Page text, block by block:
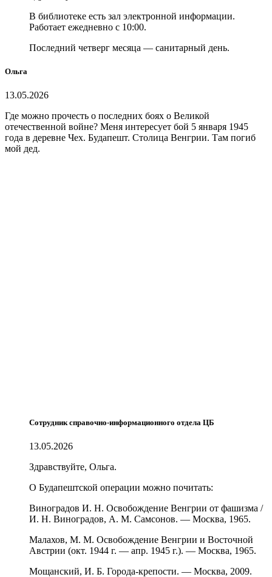
В библиотеке есть зал электронной информации.
Работает ежедневно с 10:00.
Последний четверг месяца — санитарный день.
Ольга
13.05.2026
Где можно прочесть о последних боях о Великой
отечественной войне? Меня интересует бой 5 января 1945
года в деревне Чех. Будапешт. Столица Венгрии. Там погиб
мой дед.
Сотрудник справочно-информационного отдела ЦБ
13.05.2026
Здравствуйте, Ольга.
О Будапештской операции можно почитать:
Виноградов И. Н. Освобождение Венгрии от фашизма /
И. Н. Виноградов, А. М. Самсонов. — Москва, 1965.
Малахов, М. М. Освобождение Венгрии и Восточной
Австрии (окт. 1944 г. — апр. 1945 г.). — Москва, 1965.
Мощанский, И. Б. Города-крепости. — Москва, 2009.